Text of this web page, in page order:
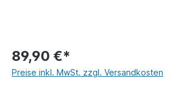
89,90 €*
Preise inkl. MwSt. zzgl. Versandkosten